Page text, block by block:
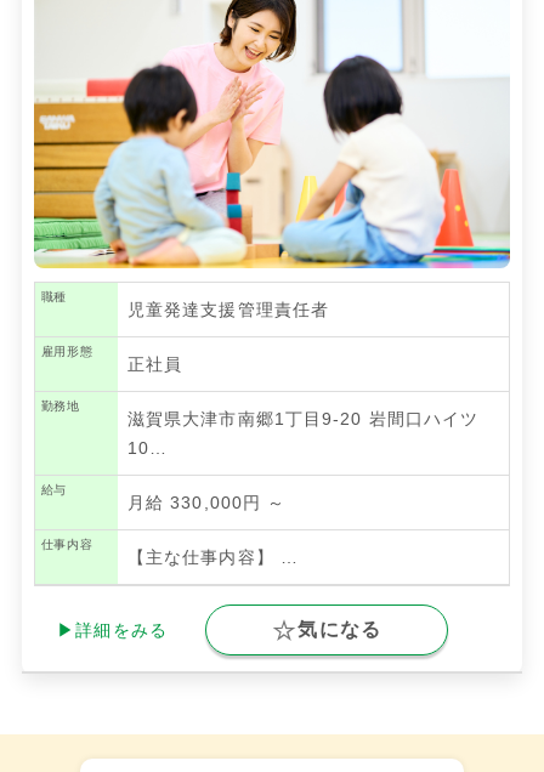
職種
児童発達支援管理責任者
雇用形態
正社員
勤務地
滋賀県大津市南郷1丁目9-20 岩間口ハイツ
10…
給与
月給 330,000円 ～
仕事内容
【主な仕事内容】
▶詳細をみる 気になる